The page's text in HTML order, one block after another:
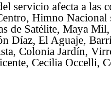
servicio afecta a las
Himno
de Satélite, Maya
Díaz, El Aguaje,
Colonia Jardín,
Cecilia Occelli,